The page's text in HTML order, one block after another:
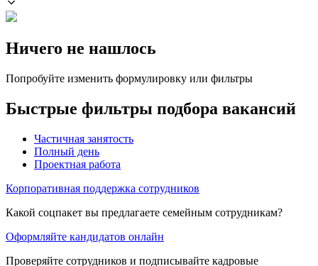
Ничего не нашлось
Попробуйте изменить формулировку или фильтры
Быстрые фильтры подбора вакансий
Частичная занятость
Полный день
Проектная работа
Корпоративная поддержка сотрудников
Какой соцпакет вы предлагаете семейным сотрудникам?
Оформляйте кандидатов онлайн
Проверяйте сотрудников и подписывайте кадровые